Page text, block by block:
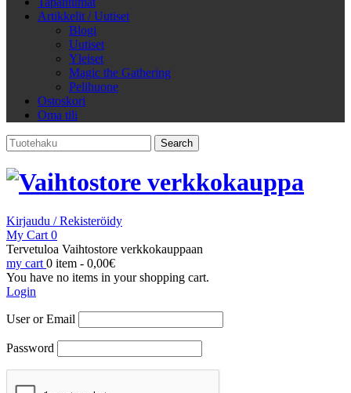
Artikkelit / Uutiset
Blogi
Uutiset
Yleiset
Magic the Gathering
Pelihuone
Ostoskori
Oma tili
Search
for:
Kirjaudu / Rekisteröidy
My Cart 0
Tervetuloa Vaihtostore verkkokauppaan
my cart 0 item - 0,00€
You have no items in your shopping cart.
Login
User or Email
Password